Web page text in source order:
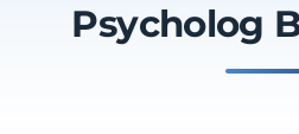
NOWOŚĆ
Psycholog